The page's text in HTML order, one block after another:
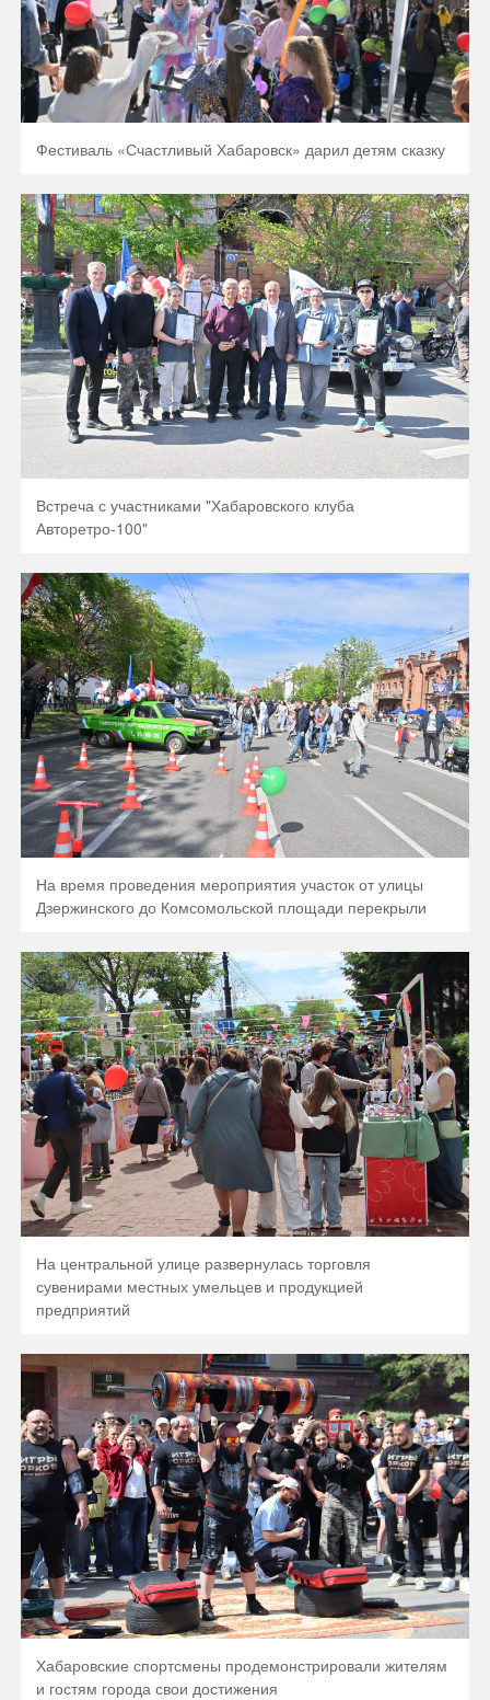
Фестиваль «Счастливый Хабаровск» дарил детям сказку
Встреча с участниками "Хабаровского клуба
Авторетро-100"
На время проведения мероприятия участок от улицы
Дзержинского до Комсомольской площади перекрыли
На центральной улице развернулась торговля
сувенирами местных умельцев и продукцией
предприятий
Хабаровские спортсмены продемонстрировали жителям
и гостям города свои достижения